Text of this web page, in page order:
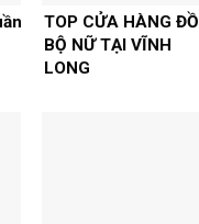
TOP CỬA HÀNG ĐỒ
BỘ NỮ TẠI VĨNH
LONG